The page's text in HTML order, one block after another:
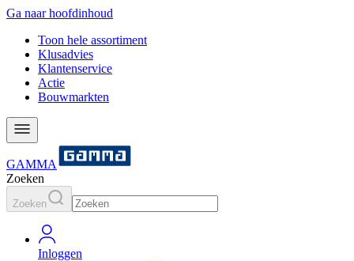
Ga naar hoofdinhoud
Toon hele assortiment
Klusadvies
Klantenservice
Actie
Bouwmarkten
GAMMA
Zoeken
Zoeken
Inloggen